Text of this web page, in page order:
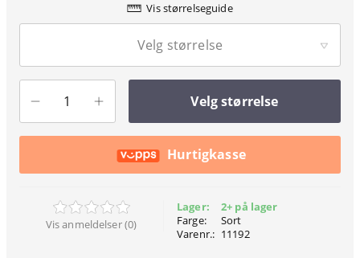
Vis størrelseguide
Velg størrelse
Velg størrelse
Hurtigkasse
Vis anmeldelser (0)
Lager:
Farge:
Varenr.:
2+ på lager
Sort
11192